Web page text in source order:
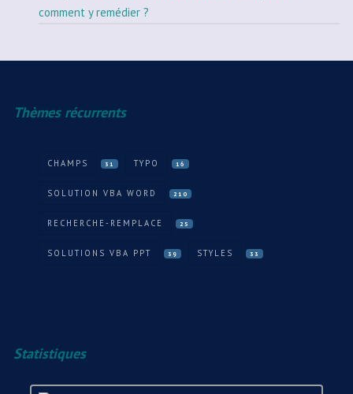
comment y remédier ?
Thèmes récurrents
CHAMPS 31 TYPO 16
SOLUTION VBA WORD 210
RECHERCHE-REMPLACE 25
SOLUTIONS VBA PPT 39 STYLES 33
Statistiques